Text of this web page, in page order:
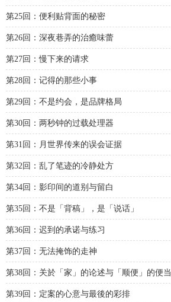
第25回：便利贴背面的秘密
第26回：深夜巷弄的治癒味蕾
第27回：慢下来的请求
第28回：记得的那些小事
第29回：不是约会，是品牌格局
第30回：两秒钟的过载处理器
第31回：月世界传来的误会证据
第32回：乱了笔迹的冷静处方
第34回：影印间的道别与留白
第35回：不是「背稿」，是「说话」
第36回：迟到的承诺与练习
第37回：无法掩饰的走神
第38回：关於「家」的论述与「顺便」的便当
第39回：定案的心意与最後的彩排